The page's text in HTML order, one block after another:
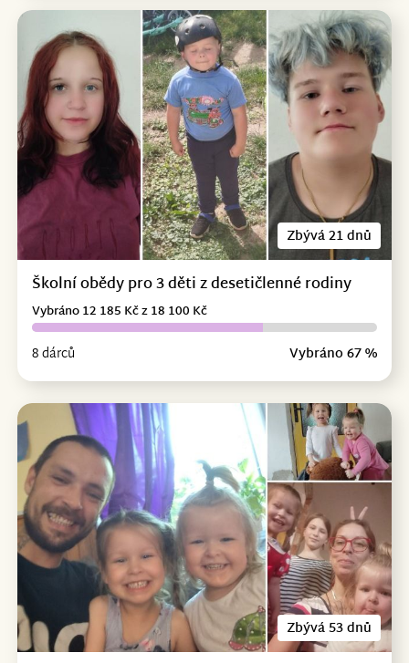
Zbývá 21 dnů
Školní obědy pro 3 děti z desetičlenné rodiny
8 dárců Vybráno 67 %
Vybráno 12 185 Kč z 18 100 Kč
Zbývá 53 dnů